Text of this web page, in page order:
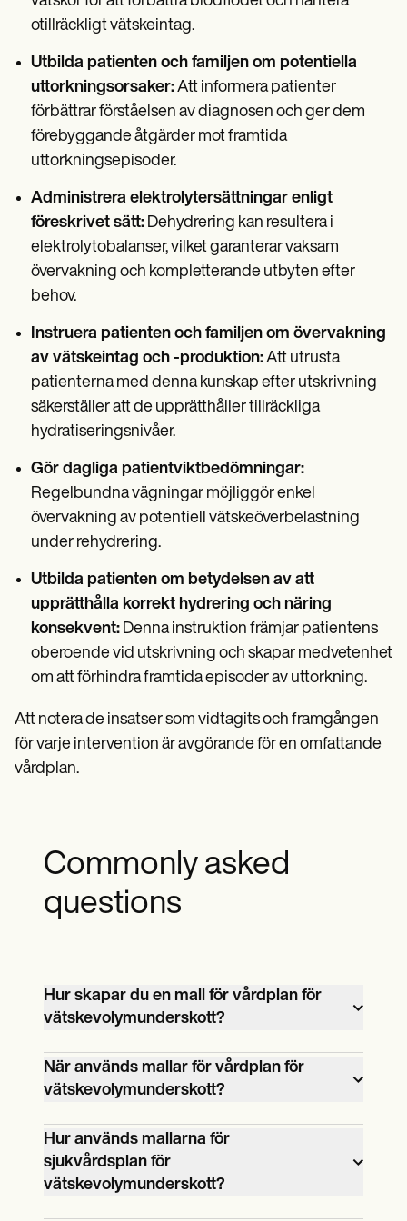
otillräckligt vätskeintag.
Utbilda patienten och familjen om potentiella
uttorkningsorsaker:Att informera patienter
förbättrar förståelsen av diagnosen och ger dem
förebyggande åtgärder mot framtida
uttorkningsepisoder.
Administrera elektrolytersättningar enligt
föreskrivet sätt: Dehydrering kan resultera i
elektrolytobalanser, vilket garanterar vaksam
övervakning och kompletterande utbyten efter
behov.
Instruera patienten och familjen om övervakning
av vätskeintag och -produktion:Att utrusta
patienterna med denna kunskap efter utskrivning
säkerställer att de upprätthåller tillräckliga
hydratiseringsnivåer.
Gör dagliga patientviktbedömningar:
Regelbundna vägningar möjliggör enkel
övervakning av potentiell vätskeöverbelastning
under rehydrering.
Utbilda patienten om betydelsen av att
upprätthålla korrekt hydrering och näring
konsekvent: Denna instruktion främjar patientens
oberoende vid utskrivning och skapar medvetenhet
om att förhindra framtida episoder av uttorkning.
Att notera de insatser som vidtagits och framgången
för varje intervention är avgörande för en omfattande
vårdplan.
Commonly asked
questions
Hur skapar du en mall för vårdplan för
vätskevolymunderskott?
För att skapa en omfattande
omvårdnadsplan för
vätskevolymhantering, anpassa planen
från byggnadsställningen som
tillhandahålls av Carepatron och
tillgodose patientens behov genom de
kritiska aspekterna av bedömning,
När används mallar för vårdplan för
vätskevolymunderskott?
Dessa värdefulla planmallar kan användas
när som helst under behandlingsresan för
en patient med vätskevolymunderskott
för att spåra, övervaka och planera alla
Hur används mallarna för
sjukvårdsplan för
vätskevolymunderskott?
Mallar för vårdplan för vätskeunderskott